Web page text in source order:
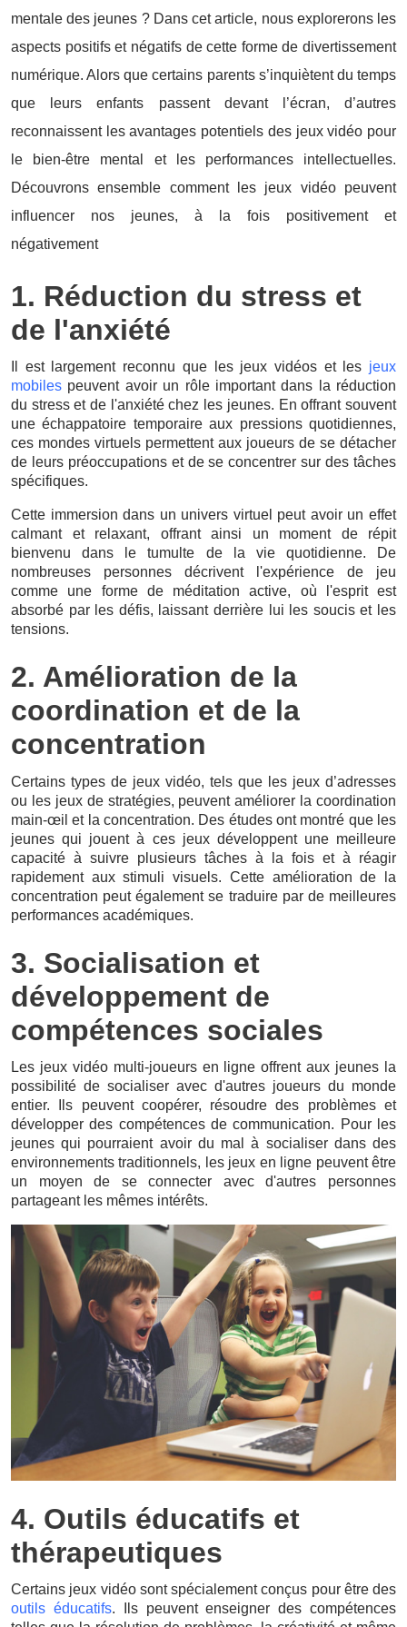
mentale des jeunes ? Dans cet article, nous explorerons les
aspects positifs et négatifs de cette forme de divertissement
numérique. Alors que certains parents s’inquiètent du temps
que leurs enfants passent devant l’écran, d’autres
reconnaissent les avantages potentiels des jeux vidéo pour
le bien-être mental et les performances intellectuelles.
Découvrons ensemble comment les jeux vidéo peuvent
influencer nos jeunes, à la fois positivement et
négativement
1. Réduction du stress et
de l'anxiété
Il est largement reconnu que les jeux vidéos et les jeux
mobiles peuvent avoir un rôle important dans la réduction
du stress et de l'anxiété chez les jeunes. En offrant souvent
une échappatoire temporaire aux pressions quotidiennes,
ces mondes virtuels permettent aux joueurs de se détacher
de leurs préoccupations et de se concentrer sur des tâches
spécifiques.
Cette immersion dans un univers virtuel peut avoir un effet
calmant et relaxant, offrant ainsi un moment de répit
bienvenu dans le tumulte de la vie quotidienne. De
nombreuses personnes décrivent l'expérience de jeu
comme une forme de méditation active, où l'esprit est
absorbé par les défis, laissant derrière lui les soucis et les
tensions.
2. Amélioration de la
coordination et de la
concentration
Certains types de jeux vidéo, tels que les jeux d’adresses
ou les jeux de stratégies, peuvent améliorer la coordination
main-œil et la concentration. Des études ont montré que les
jeunes qui jouent à ces jeux développent une meilleure
capacité à suivre plusieurs tâches à la fois et à réagir
rapidement aux stimuli visuels. Cette amélioration de la
concentration peut également se traduire par de meilleures
performances académiques.
3. Socialisation et
développement de
compétences sociales
Les jeux vidéo multi-joueurs en ligne offrent aux jeunes la
possibilité de socialiser avec d'autres joueurs du monde
entier. Ils peuvent coopérer, résoudre des problèmes et
développer des compétences de communication. Pour les
jeunes qui pourraient avoir du mal à socialiser dans des
environnements traditionnels, les jeux en ligne peuvent être
un moyen de se connecter avec d'autres personnes
partageant les mêmes intérêts.
4. Outils éducatifs et
thérapeutiques
Certains jeux vidéo sont spécialement conçus pour être des
outils éducatifs. Ils peuvent enseigner des compétences